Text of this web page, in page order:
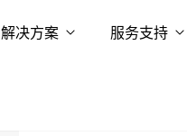
解决方案 服务支持